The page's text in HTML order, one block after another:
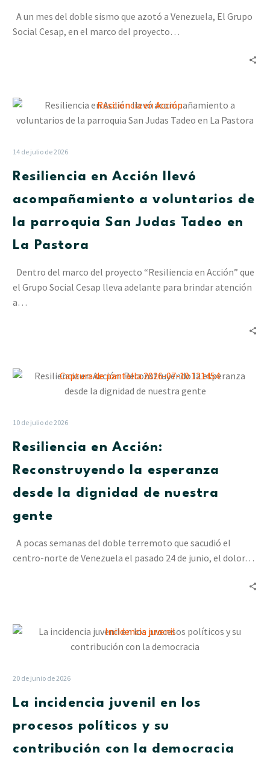
A un mes del doble sismo que azotó a Venezuela, El Grupo
Social Cesap, en el marco del proyecto…
Resiliencia
en
a
voluntarios
la
Judas
Tadeo
14 de julio de 2026
Resiliencia en Acción llevó
acompañamiento a voluntarios de
la parroquia San Judas Tadeo en
La Pastora
Dentro del marco del proyecto “Resiliencia en Acción” que
el Grupo Social Cesap lleva adelante para brindar atención
a…
Resiliencia
en
esperanza
desde
dignidad
gente
10 de julio de 2026
Resiliencia en Acción:
Reconstruyendo la esperanza
desde la dignidad de nuestra
gente
A pocas semanas del doble terremoto que sacudió el
centro-norte de Venezuela el pasado 24 de junio, el dolor…
La
incidencia
procesos
políticos
su
20 de junio de 2026
La incidencia juvenil en los
procesos políticos y su
contribución con la democracia